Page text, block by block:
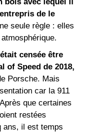
de le
seule règle : elles
censée être
of Speed de 2018,
Porsche. Mais
car la 911
que certaines
restées
ans, il est temps